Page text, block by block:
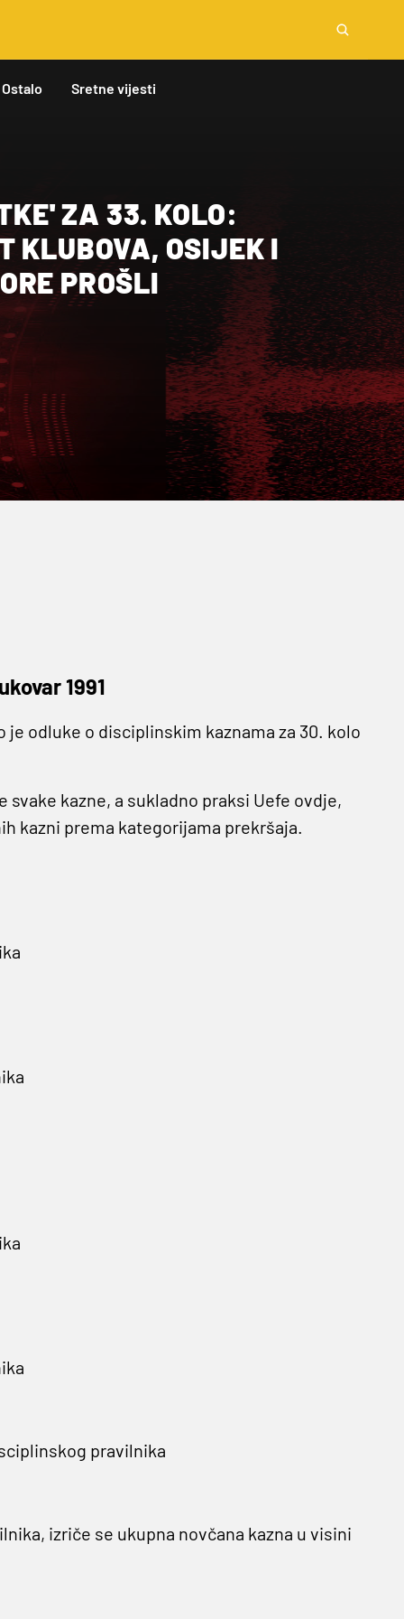
Ostalo Sretne vijesti
ZA 33. KOLO:
KLUBOVA, OSIJEK I
PROŠLI
1991
odluke o disciplinskim kaznama za 30. kolo
kazne, a sukladno praksi Uefe ovdje,
kazni prema kategorijama prekršaja.
pravilnika
izriče se ukupna novčana kazna u visini